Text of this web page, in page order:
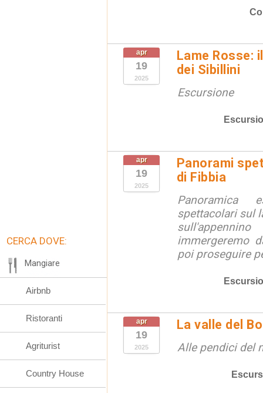
apr
19
2025
Lame Rosse:
dei Sibillini
Escursione
apr
19
2025
Panorami
di Fibbia
Panoramica
spettacolari sul
immergeremo
poi proseguire
apr
19
2025
La valle del
Alle pendici del
CERCA DOVE:
Mangiare
Airbnb
Ristoranti
Agriturist
Country House